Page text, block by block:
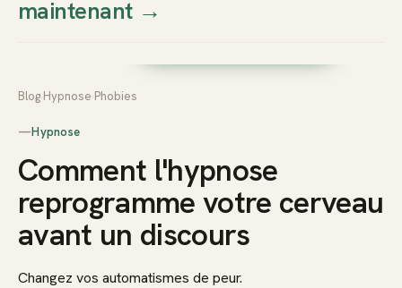
Thierry
Prendre rendez-vous dès
maintenant→
Blog Hypnose Phobies
—Hypnose
Comment l'hypnose
reprogramme votre cerveau
avant un discours
Changez vos automatismes de peur.